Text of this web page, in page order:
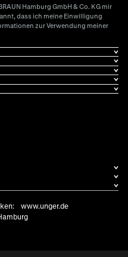
Hamburg GmbH & Co. KG mir
dass ich meine Einwilligung
zur Verwendung meiner
www.unger.de